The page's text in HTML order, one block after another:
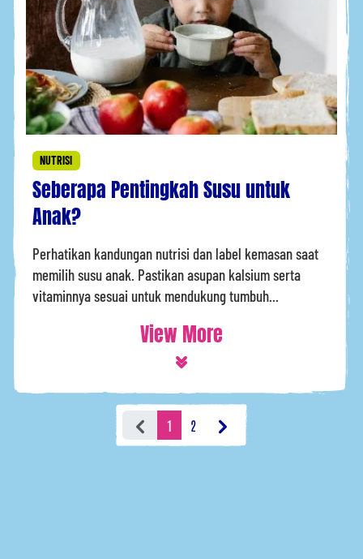
NUTRISI
Seberapa Pentingkah Susu untuk
Anak?
Perhatikan kandungan nutrisi dan label kemasan saat
memilih susu anak. Pastikan asupan kalsium serta
vitaminnya sesuai untuk mendukung tumbuh...
View More
1 2